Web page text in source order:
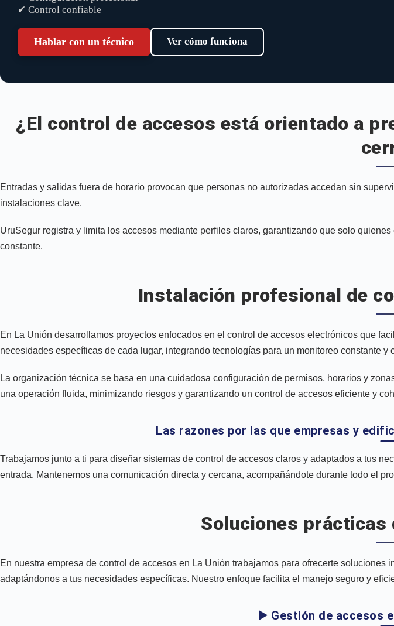
✔ Control confiable
Hablar con un técnico Ver cómo funciona
¿El control de accesos está orientado a
Entradas y salidas fuera de horario provocan que personas no autorizadas accedan sin
instalaciones clave.
UruSegur registra y limita los accesos mediante perfiles claros, garantizando que solo
constante.
Instalación profesional de
En La Unión desarrollamos proyectos enfocados en el control de accesos electrónicos que
necesidades específicas de cada lugar, integrando tecnologías para un monitoreo constante y
La organización técnica se basa en una cuidadosa configuración de permisos, horarios y
una operación fluida, minimizando riesgos y garantizando un control de accesos eficiente y
Las razones por las que empresas y
Trabajamos junto a ti para diseñar sistemas de control de accesos claros y adaptados a tus
entrada. Mantenemos una comunicación directa y cercana, acompañándote durante todo el
Soluciones prácticas
En nuestra empresa de control de accesos en La Unión trabajamos para ofrecerte
adaptándonos a tus necesidades específicas. Nuestro enfoque facilita el manejo seguro y
▶️ Gestión de accesos